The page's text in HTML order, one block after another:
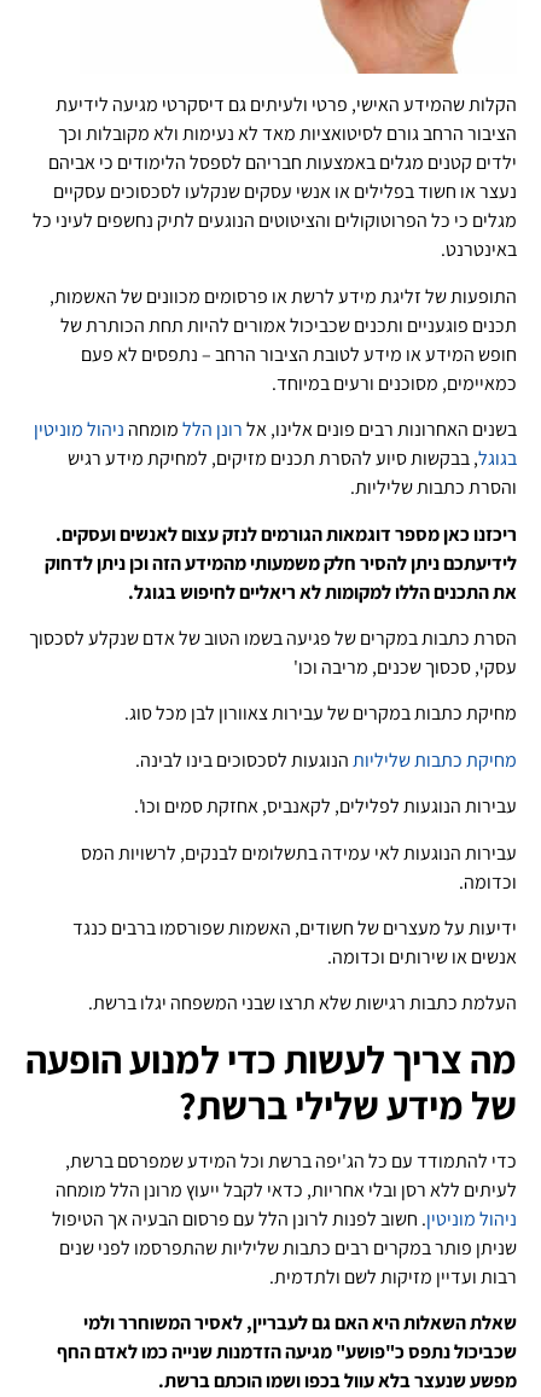
הקלות שהמידע האישי, פרטי ולעיתים גם דיסקרטי מגיעה לידיעת
הציבור הרחב גורם לסיטואציות מאד לא נעימות ולא מקובלות וכך
ילדים קטנים מגלים באמצעות חבריהם לספסל הלימודים כי אביהם
נעצר או חשוד בפלילים או אנשי עסקים שנקלעו לסכסוכים עסקיים
מגלים כי כל הפרוטוקולים והציטוטים הנוגעים לתיק נחשפים לעיני כל
באינטרנט.
התופעות של זליגת מידע לרשת או פרסומים מכוונים של האשמות,
תכנים פוגעניים ותכנים שכביכול אמורים להיות תחת הכותרת של
חופש המידע או מידע לטובת הציבור הרחב – נתפסים לא פעם
כמאיימים, מסוכנים ורעים במיוחד.
בשנים האחרונות רבים פונים אלינו, אלרונן הללמומחה ניהול מוניטין
בגוגל, בבקשות סיוע להסרת תכנים מזיקים, למחיקת מידע רגיש
והסרת כתבות שליליות.
ריכזנו כאן מספר דוגמאות הגורמים לנזק עצום לאנשים ועסקים.
לידיעתכם ניתן להסיר חלק משמעותי מהמידע הזה וכן ניתן לדחוק
את התכנים הללו למקומות לא ריאליים לחיפוש בגוגל.
הסרת כתבות במקרים של פגיעה בשמו הטוב של אדם שנקלע לסכסוך
עסקי, סכסוך שכנים, מריבה וכו'
מחיקת כתבות במקרים של עבירות צאוורון לבן מכל סוג.
מחיקת כתבות שליליותהנוגעות לסכסוכים בינו לבינה.
עבירות הנוגעות לפלילים, לקאנביס, אחזקת סמים וכו'.
עבירות הנוגעות לאי עמידה בתשלומים לבנקים, לרשויות המס
וכדומה.
ידיעות על מעצרים של חשודים, האשמות שפורסמו ברבים כנגד
אנשים או שירותים וכדומה.
העלמת כתבות רגישות שלא תרצו שבני המשפחה יגלו ברשת.
מה צריך לעשות כדי למנוע הופעה
של מידע שלילי ברשת?
כדי להתמודד עם כל הג'יפה ברשת וכל המידע שמפרסם ברשת,
לעיתים ללא רסן ובלי אחריות, כדאי לקבל ייעוץ מרונן הלל מומחה
ניהול מוניטין. חשוב לפנות לרונן הלל עם פרסום הבעיה אך הטיפול
שניתן פותר במקרים רבים כתבות שליליות שהתפרסמו לפני שנים
רבות ועדיין מזיקות לשם ולתדמית.
שאלת השאלות היא האם גם לעבריין, לאסיר המשוחרר ולמי
שכביכול נתפס כ"פושע" מגיעה הזדמנות שנייה כמו לאדם החף
מפשע שנעצר בלא עוול בכפו ושמו הוכתם ברשת.